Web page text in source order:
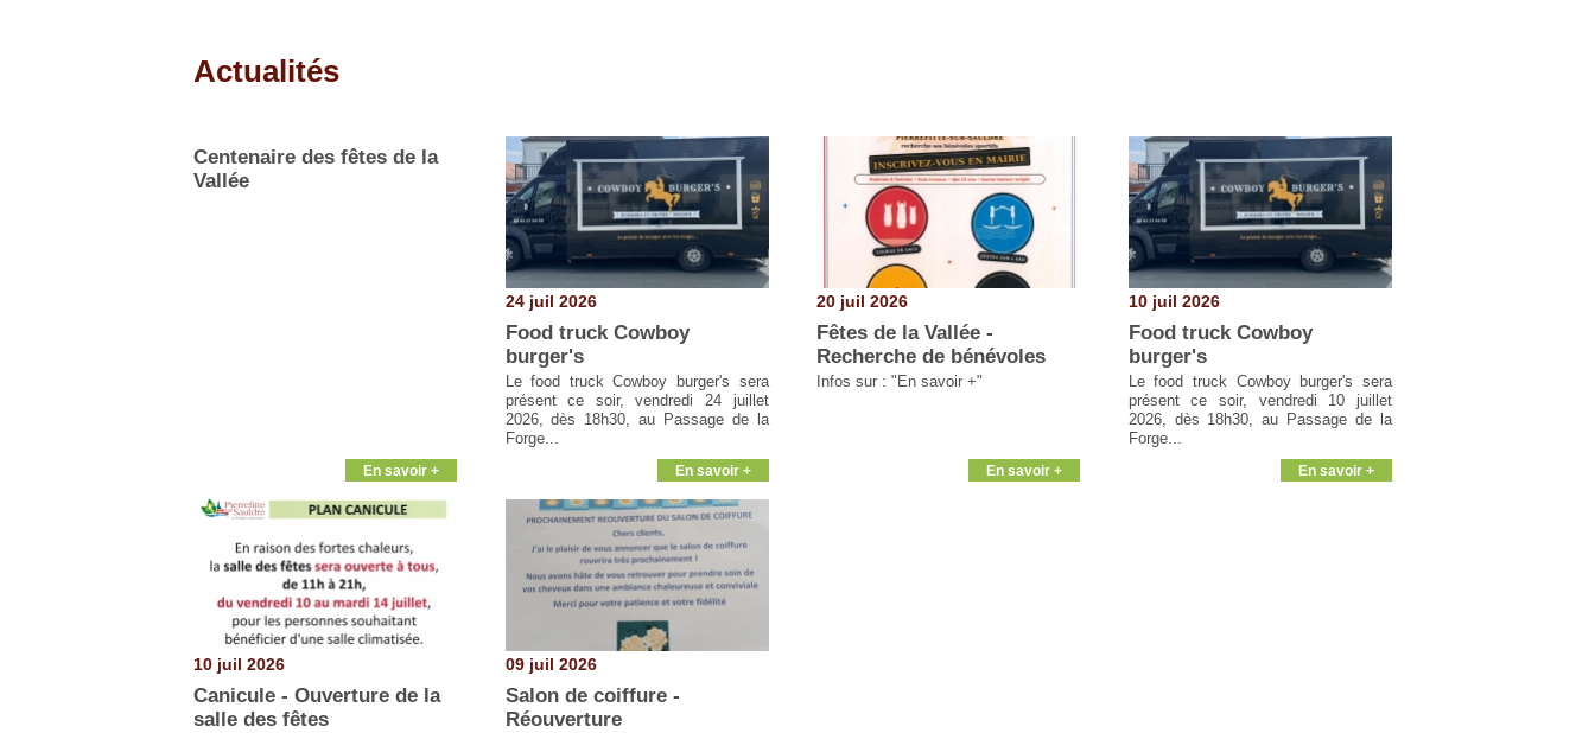
Actualités
Centenaire des fêtes de la
Vallée
En savoir +
24 juil 2026
Food truck Cowboy
burger's
Le food truck Cowboy burger's sera
présent ce soir, vendredi 24 juillet
2026, dès 18h30, au Passage de la
Forge...
En savoir +
20 juil 2026
Fêtes de la Vallée -
Recherche de bénévoles
Infos sur : "En savoir +"
En savoir +
10 juil 2026
Food truck Cowboy
burger's
Le food truck Cowboy burger's sera
présent ce soir, vendredi 10 juillet
2026, dès 18h30, au Passage de la
Forge...
En savoir +
10 juil 2026
Canicule - Ouverture de la
salle des fêtes
09 juil 2026
Salon de coiffure -
Réouverture